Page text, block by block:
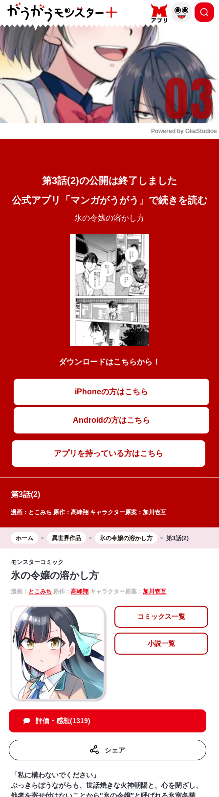
もっと読む
Powered by GliaStudios
第3話(2)の公開は終了しました
公式アプリ「マンガがうがう」で続きを読む
氷の令嬢の溶かし方
ダウンロードはこちらから！
iPhoneの方はこちら
Androidの方はこちら
アプリを持っている方はこちら
第3話(2)
漫画： とこみち 原作：高峰翔 キャラクター原案：加川壱互
ホーム 異世界作品 氷の令嬢の溶かし方 第3話(2)
モンスターコミック
氷の令嬢の溶かし方
漫画： とこみち 原作：高峰翔 キャラクター原案：加川壱互
コミックス一覧
小説一覧
評価・感想(1319)
シェア
「私に構わないでください」
ぶっきらぼうながらも、世話焼きな火神朝陽と、心を閉ざし、